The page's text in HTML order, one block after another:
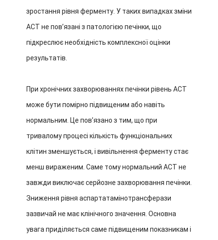
зростання рівня ферменту. У таких випадках зміни
АСТ не пов’язані з патологією печінки, що
підкреслює необхідність комплексної оцінки
результатів.
При хронічних захворюваннях печінки рівень АСТ
може бути помірно підвищеним або навіть
нормальним. Це пов’язано з тим, що при
тривалому процесі кількість функціональних
клітин зменшується, і вивільнення ферменту стає
менш вираженим. Саме тому нормальний АСТ не
завжди виключає серйозне захворювання печінки.
Зниження рівня аспартатамінотрансферази
зазвичай не має клінічного значення. Основна
увага приділяється саме підвищеним показникам і